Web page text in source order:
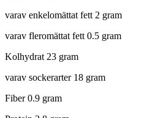
varav enkelomättat fett 2 gram
varav fleromättat fett 0.5 gram
Kolhydrat 23 gram
varav sockerarter 18 gram
Fiber 0.9 gram